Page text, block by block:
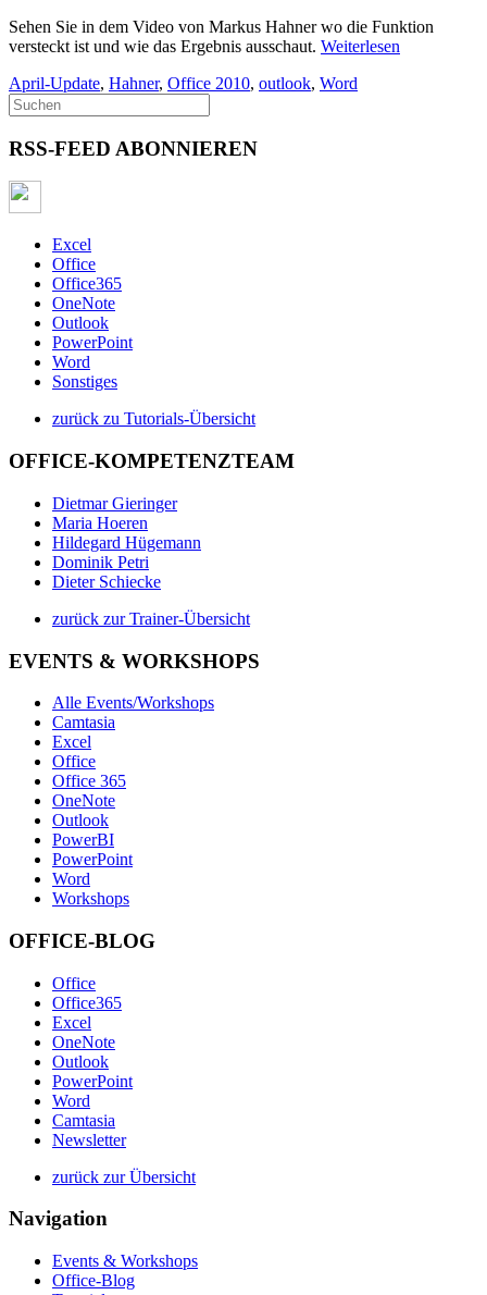
Sehen Sie in dem Video von Markus Hahner wo die Funktion
versteckt ist und wie das Ergebnis ausschaut. Weiterlesen
April-Update, Hahner, Office 2010, outlook, Word
RSS-FEED ABONNIEREN
Excel
Office
Office365
OneNote
Outlook
PowerPoint
Word
Sonstiges
zurück zu Tutorials-Übersicht
OFFICE-KOMPETENZTEAM
Dietmar Gieringer
Maria Hoeren
Hildegard Hügemann
Dominik Petri
Dieter Schiecke
zurück zur Trainer-Übersicht
EVENTS & WORKSHOPS
Alle Events/Workshops
Camtasia
Excel
Office
Office 365
OneNote
Outlook
PowerBI
PowerPoint
Word
Workshops
OFFICE-BLOG
Office
Office365
Excel
OneNote
Outlook
PowerPoint
Word
Camtasia
Newsletter
zurück zur Übersicht
Navigation
Events & Workshops
Office-Blog